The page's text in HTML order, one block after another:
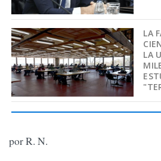
LA
LA
por R. N.